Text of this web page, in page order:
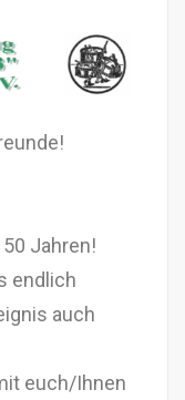
Jahren!
endlich
auch
euch/Ihnen